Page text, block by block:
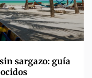
sargazo: guía